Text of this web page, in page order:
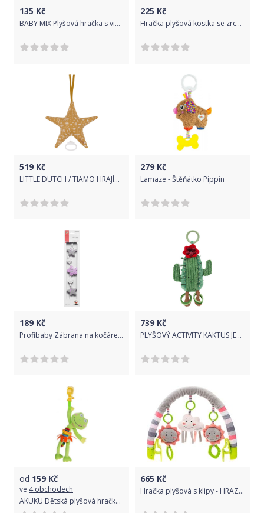
135 Kč
BABY MIX Plyšová hračka s vibrací Baby Mix liška růžová Růžová
225 Kč
Hračka plyšová kostka se zrcátkem - MEDVÍDEK PANDA s růžovou - Tulilo
519 Kč
LITTLE DUTCH / TIAMO HRAJÍCÍ HVĚZDA LITTLE DUTCH, WILD FLOWERS OCHER
279 Kč
Lamaze - Štěňátko Pippin
189 Kč
Profibaby Zábrana na kočárek-kytička, hvězdička v krabičce
739 Kč
PLYŠOVÝ ACTIVITY KAKTUS JELLYCAT, ZÁVĚSNÝ
od 159 Kč
ve 4 obchodech
AKUKU Dětská plyšová hračka s vibrací Akuku žabka
665 Kč
Hračka plyšová s klipy - HRAZDIČKA obláček proužky - BabyMix